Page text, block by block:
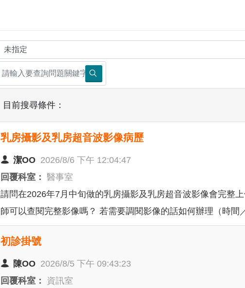
目前搜尋條件：
乳房攝影及乳房超音波影像病歷
潔OO 2026/8/6 下午 12:04:47
回覆科室： 醫事室
請問在2026年7月中旬做的乳房攝影及乳房超音波影像會完整
師可以查閱完整影像嗎？ 若需要調閱影像的話如何辦理（時間
初診掛號
陳OO 2026/8/5 下午 09:43:23
回覆科室： 資訊室